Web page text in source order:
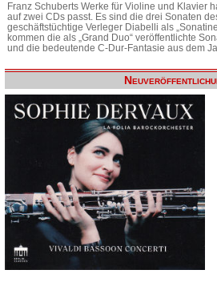
Franz Schuberts Werke für Violine und Klavier
auf zwei CDs passt. Es sind die drei Sonaten
geschäftstüchtige Verleger Diabelli als
kommen die als „Grand Duo“ veröffentlichte
und die bedeutende C-Dur-Fantasie aus dem